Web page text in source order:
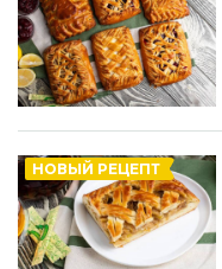
НОВЫЙ РЕЦЕПТ